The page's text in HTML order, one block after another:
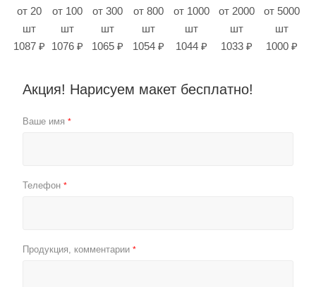
от 20
шт
1087 ₽
от 100
шт
1076 ₽
от 300
шт
1065 ₽
от 800
шт
1054 ₽
от 1000
шт
1044 ₽
от 2000
шт
1033 ₽
от 5000
шт
1000 ₽
Акция! Нарисуем макет бесплатно!
Ваше имя *
Телефон *
Продукция, комментарии *